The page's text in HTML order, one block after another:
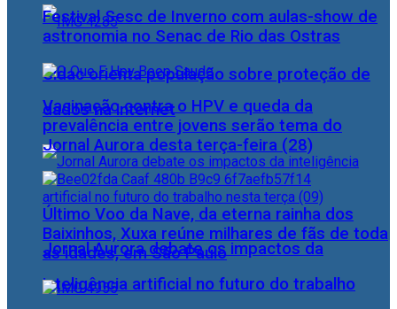
Cidac orienta população sobre proteção de
dados na internet
Jornal Aurora debate os impactos da
inteligência artificial no futuro do trabalho
Festival Sesc de Inverno com aulas-show de
astronomia no Senac de Rio das Ostras
Vacinação contra o HPV e queda da
prevalência entre jovens serão tema do
Jornal Aurora desta terça-feira (28)
Último Voo da Nave, da eterna rainha dos
Baixinhos, Xuxa reúne milhares de fãs de toda
as idades, em São Paulo